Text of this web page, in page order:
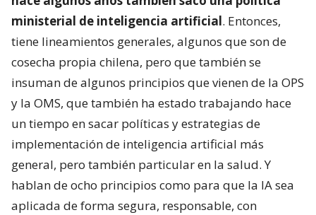
ministerial de inteligencia artificial. Entonces,
tiene lineamientos generales, algunos que son de
cosecha propia chilena, pero que también se
insuman de algunos principios que vienen de la OPS
y la OMS, que también ha estado trabajando hace
un tiempo en sacar políticas y estrategias de
implementación de inteligencia artificial más
general, pero también particular en la salud. Y
hablan de ocho principios como para que la IA sea
aplicada de forma segura, responsable, con